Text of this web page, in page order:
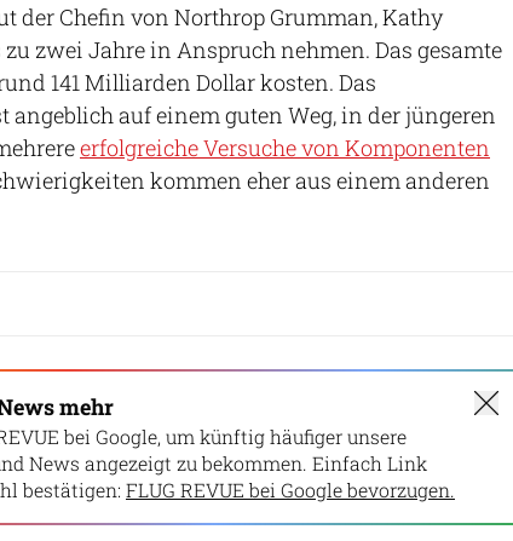
der Chefin von Northrop Grumman, Kathy
zwei Jahre in Anspruch nehmen. Das gesamte
141 Milliarden Dollar kosten. Das
angeblich auf einem guten Weg, in der jüngeren
erfolgreiche Versuche von Komponenten
kommen eher aus einem anderen
mehr
bei Google, um künftig häufiger unsere
News angezeigt zu bekommen. Einfach Link
bestätigen: FLUG REVUE bei Google bevorzugen.